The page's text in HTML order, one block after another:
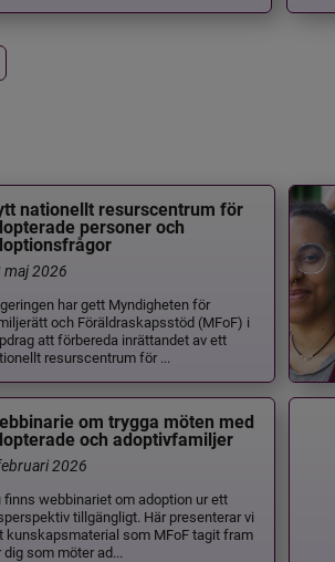
nationellt resurscentrum för
personer och
maj 2026
har gett Myndigheten för
och Föräldraskapsstöd (MFoF) i
att förbereda inrättandet av ett
resurscentrum för ...
om trygga möten med
och adoptivfamiljer
2026
finns webbinariet om adoption ur ett
tillgängligt. Här presenterar vi
kunskapsmaterial som MFoF tagit fram
dig som möter ad...